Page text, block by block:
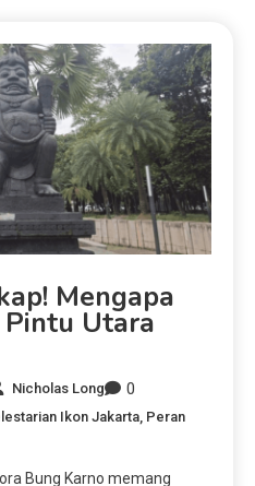
Mengapa
Utara
Nicholas Long 0
Ikon Jakarta Peran
Bung Karno memang